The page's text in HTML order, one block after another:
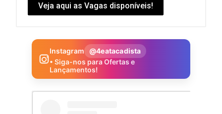
Veja aqui as Vagas disponíveis!
Instagram
@4eatacadista
• Siga-nos para Ofertas e
Lançamentos!